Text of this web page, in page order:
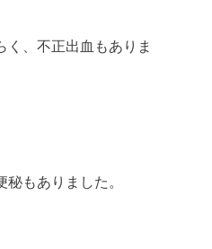
く、不正出血もありま
もありました。